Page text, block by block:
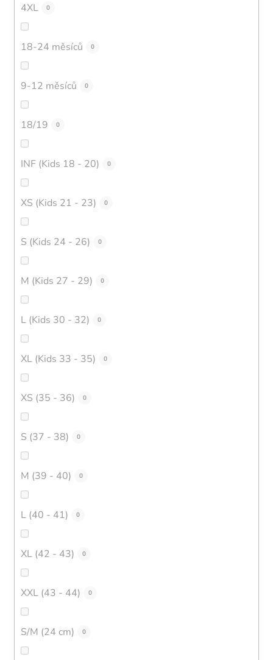
4XL 0
18-24 měsíců 0
9-12 měsíců 0
18/19 0
INF (Kids 18 - 20) 0
XS (Kids 21 - 23) 0
S (Kids 24 - 26) 0
M (Kids 27 - 29) 0
L (Kids 30 - 32) 0
XL (Kids 33 - 35) 0
XS (35 - 36) 0
S (37 - 38) 0
M (39 - 40) 0
L (40 - 41) 0
XL (42 - 43) 0
XXL (43 - 44) 0
S/M (24 cm) 0